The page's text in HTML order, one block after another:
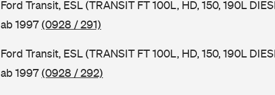
Ford Transit, ESL (TRANSIT FT 100L, HD, 150, 190L
ab 1997(0928 / 291)
Ford Transit, ESL (TRANSIT FT 100L, HD, 150, 190L
ab 1997(0928 / 292)